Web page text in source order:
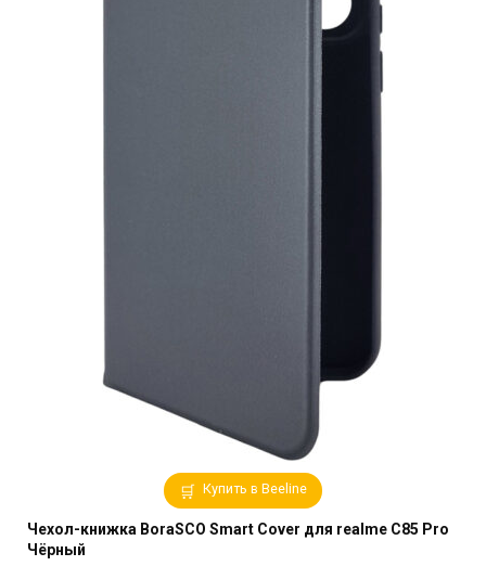
Купить в Beeline
Чехол-книжка BoraSCO Smart Cover для realme C85 Pro
Чёрный